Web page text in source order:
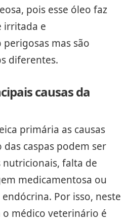
pois esse óleo faz
irritada e
perigosas mas são
diferentes.
causas da
primária as causas
caspas podem ser
nutricionais, falta de
medicamentosa ou
Por isso, neste
o médico veterinário é